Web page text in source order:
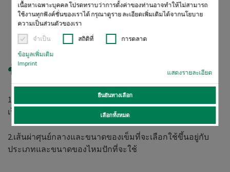
เนื้อหาเฉพาะบุคคล โปรดทราบว่าการตั้งค่าของท่านอาจทำให้ไม่สามารถ
ใช้งานทุกฟังค์ชั่นของเราได้ กรุณาดูราย ละเอียดเพิ่มเติมได้จากนโยบาย
ความเป็นส่วนตัวของเรา
จำเป็น
สถิติที่
การตลาด
ข้อมูลเพิ่มเติม
Imprint
แสดงรายละเอียด
ยืนยันทางเลือก
เลือกทั้งหมด
สามารถหาเข็มที่ใช่สำหรับ
ผ้าของฉันได้อย่างไร?
ข้อแนะนำ
1. ท่านต้องการจะปักบนผ้าประเภทใด (วูลเวน หรือ นิท) อันจะ
เป็นการบอกถึงประเภทของปลายเข็มที่เหมาะสม
2.เส้นผ่าศุนย์กลางและขนาดของเข็มที่จะเลือกใช้ขึ้นอยู่กับ
ประเภทและขนาดของไหมปักที่จะใช้